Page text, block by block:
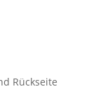
Rückseite